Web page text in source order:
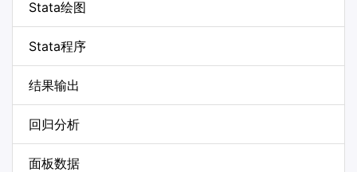
Stata绘图
Stata程序
结果输出
回归分析
面板数据